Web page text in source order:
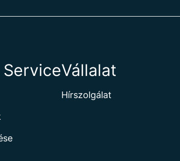
Vállalat
Hírszolgálat